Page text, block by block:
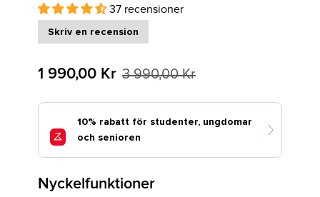
37 recensioner
Skriv en recension
1 990,00 Kr 3 990,00 Kr
Nyckelfunktioner